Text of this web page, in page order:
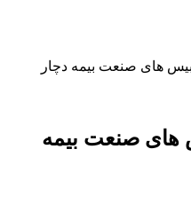
بیس های صنعت بیمه دچار
های صنعت بیمه